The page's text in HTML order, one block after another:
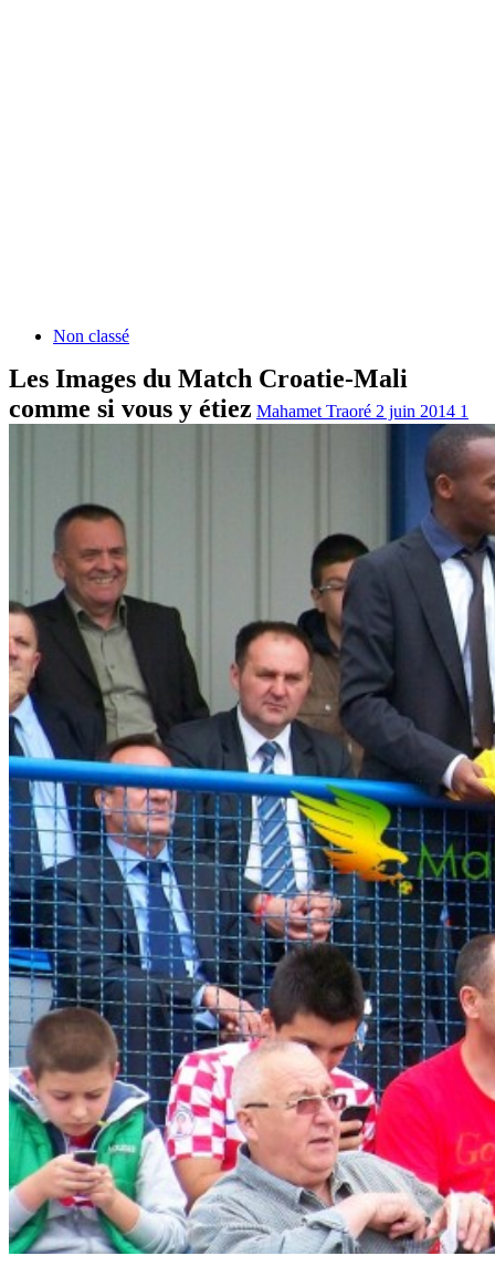
Non classé
Les Images du Match Croatie-Mali
comme si vous y étiez Mahamet Traoré 2 juin 2014 1